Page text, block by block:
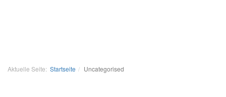
Aktuelle Seite: Startseite Uncategorised